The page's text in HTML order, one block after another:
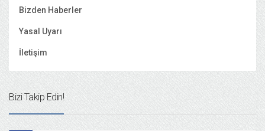
Bizden Haberler
Yasal Uyarı
İletişim
Bizi Takip Edin!